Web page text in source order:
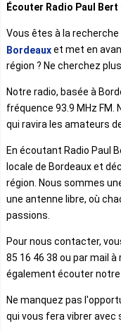
Écouter Radio Paul Bert
Vous êtes à la
Bordeauxet met en
région ? Ne cherchez
Notre radio, basée à
fréquence 93.9 MHz
qui ravira les amateurs
En écoutant Radio Paul
locale de Bordeaux et
région. Nous sommes
une antenne libre, où
passions.
Pour nous contacter,
85 16 46 38 ou par mail
également écouter notre
Ne manquez pas
qui vous fera vibrer